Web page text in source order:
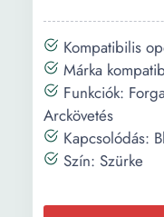
Kompatibilis
Márka
Funkciók:
Arckövetés
Kapcsolódás:
Szín: Szürke